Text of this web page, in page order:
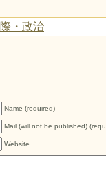
・政治
Name (required)
Mail (will not be published)
Website